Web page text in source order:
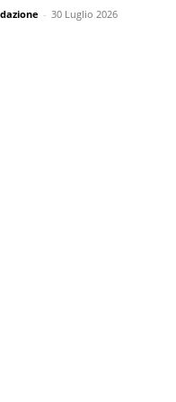
- 30 Luglio 2026